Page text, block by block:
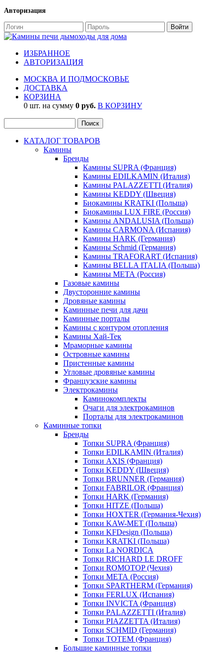
Авторизация
ИЗБРАННОЕ
АВТОРИЗАЦИЯ
МОСКВА И ПОДМОСКОВЬЕ
ДОСТАВКА
КОРЗИНА
0 шт. на сумму 0 руб. В КОРЗИНУ
КАТАЛОГ ТОВАРОВ
Камины
Бренды
Камины SUPRA (Франция)
Камины EDILKAMIN (Италия)
Камины PALAZZETTI (Италия)
Камины KEDDY (Швеция)
Биокамины KRATKI (Польша)
Биокамины LUX FIRE (Россия)
Камины ANDALUSIA (Польша)
Камины CARMONA (Испания)
Камины HARK (Германия)
Камины Schmid (Германия)
Камины TRAFORART (Испания)
Камины BELLA ITALIA (Польша)
Камины МЕТА (Россия)
Газовые камины
Двусторонние камины
Дровяные камины
Каминные печи для дачи
Каминные порталы
Камины с контуром отопления
Камины Хай-Тек
Мраморные камины
Островные камины
Пристенные камины
Угловые дровяные камины
Французские камины
Электрокамины
Каминокомплекты
Очаги для электрокаминов
Порталы для электрокаминов
Каминные топки
Бренды
Топки SUPRA (Франция)
Топки EDILKAMIN (Италия)
Топки AXIS (Франция)
Топки KEDDY (Швеция)
Топки BRUNNER (Германия)
Топки FABRILOR (Франция)
Топки HARK (Германия)
Топки HITZE (Польша)
Топки HOXTER (Германия-Чехия)
Топки KAW-MET (Польша)
Топки KFDesign (Польша)
Топки KRATKI (Польша)
Топки La NORDICA
Топки RICHARD LE DROFF
Топки ROMOTOP (Чехия)
Топки МЕТА (Россия)
Топки SPARTHERM (Германия)
Топки FERLUX (Испания)
Топки INVICTA (Франция)
Топки PALAZZETTI (Италия)
Топки PIAZZETTA (Италия)
Топки SCHMID (Германия)
Топки TOTEM (Франция)
Большие каминные топки